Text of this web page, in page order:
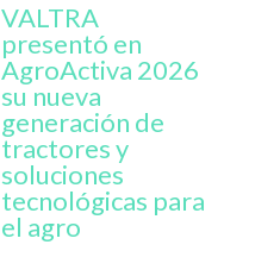
VALTRA
presentó en
AgroActiva 2026
su nueva
generación de
tractores y
soluciones
tecnológicas para
el agro